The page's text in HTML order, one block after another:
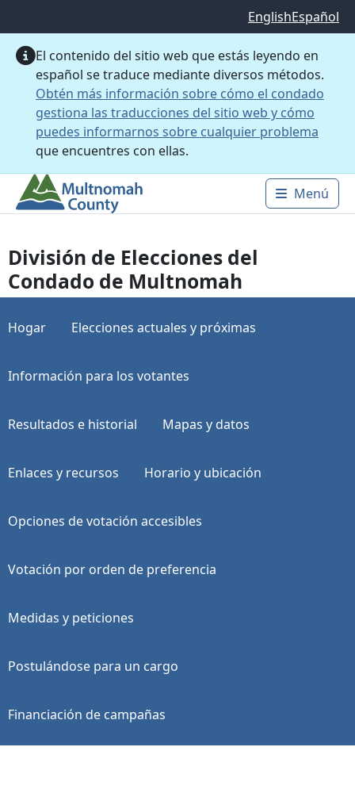
EnglishEspañol
El contenido del sitio web que estás leyendo en
español se traduce mediante diversos métodos.
Obtén más información sobre cómo el condado
gestiona las traducciones del sitio web y cómo
puedes informarnos sobre cualquier problema
que encuentres con ellas.
Main
Menú
División de Elecciones del
Condado de Multnomah
Hogar Elecciones actuales y próximas
Información para los votantes
Resultados e historial Mapas y datos
Enlaces y recursos Horario y ubicación
Opciones de votación accesibles
Votación por orden de preferencia
Medidas y peticiones
Postulándose para un cargo
Financiación de campañas